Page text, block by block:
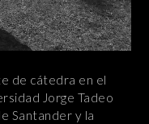
de cátedra en el
Jorge Tadeo
Santander y la